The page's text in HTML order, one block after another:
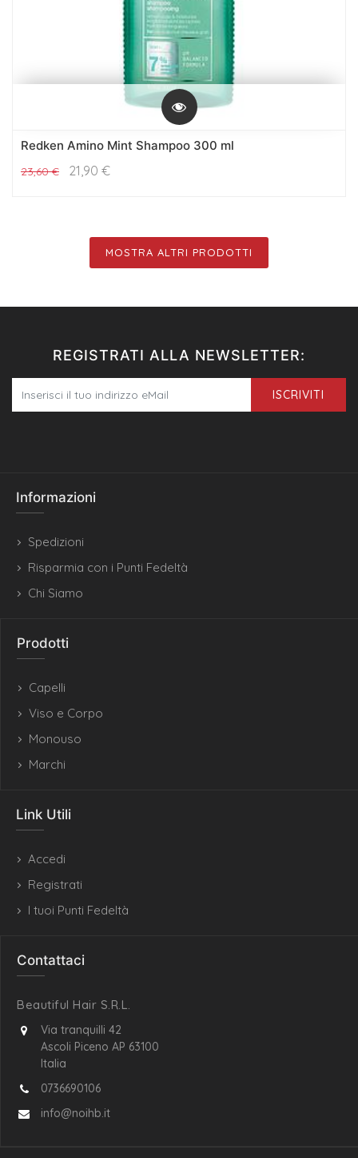
Redken Amino Mint Shampoo 300 ml
23,60€ 21,90 €
MOSTRA ALTRI PRODOTTI
REGISTRATI ALLA NEWSLETTER:
ISCRIVITI
Informazioni
Spedizioni
Risparmia con i Punti Fedeltà
Chi Siamo
Prodotti
Capelli
Viso e Corpo
Monouso
Marchi
Link Utili
Accedi
Registrati
I tuoi Punti Fedeltà
Contattaci
Beautiful Hair S.R.L.
Via tranquilli 42
Ascoli Piceno AP 63100
Italia
0736690106
info@noihb.it